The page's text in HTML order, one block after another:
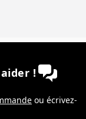
!
ou écrivez-